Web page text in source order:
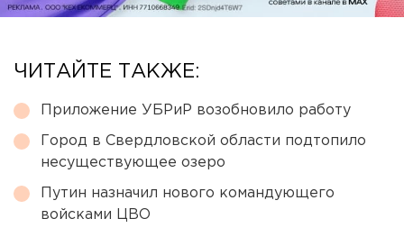
ЧИТАЙТЕ ТАКЖЕ:
Приложение УБРиР возобновило работу
Город в Свердловской области подтопило
несуществующее озеро
Путин назначил нового командующего
войсками ЦВО